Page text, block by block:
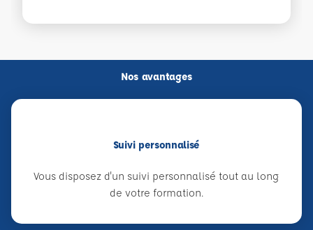
Nos avantages
Suivi personnalisé
Vous disposez d'un suivi personnalisé tout au long
de votre formation.